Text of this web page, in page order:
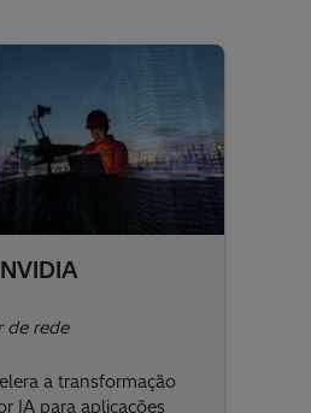
de rede
a transformação
IA para aplicações